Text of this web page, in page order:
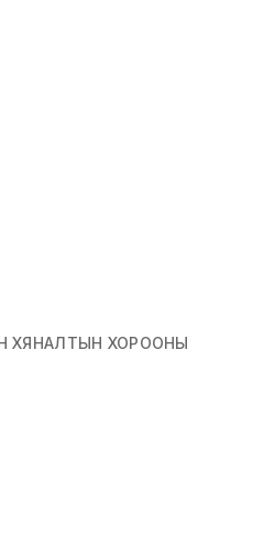
ХЯНАЛТЫН ХОРООНЫ